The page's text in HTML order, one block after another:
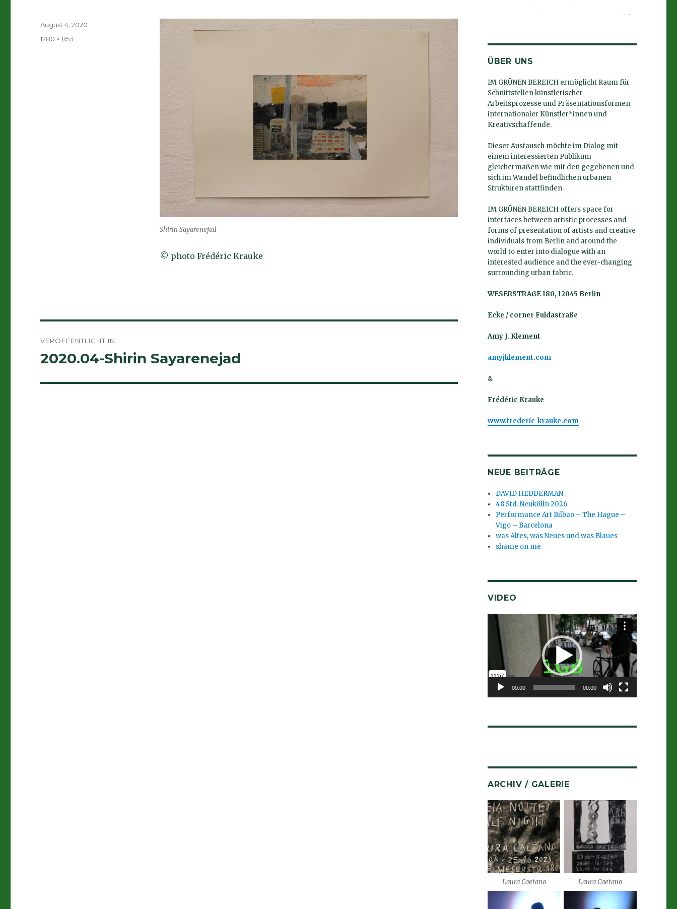
Shirin Sayarenejad
© photo Frédéric Krauke
Veröffentlicht
August 4, 2020
Volle
1280 × 853
VERÖFFENTLICHT IN
2020.04-Shirin Sayarenejad
ÜBER UNS
IM GRÜNEN BEREICH ermöglicht Raum für
Schnittstellen künstlerischer
Arbeitsprozesse und Präsentationsformen
internationaler Künstler*innen und
Kreativschaffende.
Dieser Austausch möchte im Dialog mit
einem interessierten Publikum
gleichermaßen wie mit den gegebenen und
sich im Wandel befindlichen urbanen
Strukturen stattfinden.
IM GRÜNEN BEREICH offers space for
interfaces between artistic processes and
forms of presentation of artists and creative
individuals from Berlin and around the
world to enter into dialogue with an
interested audience and the ever-changing
surrounding urban fabric.
WESERSTRAßE 180, 12045 Berlin
Ecke / corner Fuldastraße
Amy J. Klement
amyjklement.com
&
Frédéric Krauke
www.frederic-krauke.com
NEUE BEITRÄGE
DAVID HEDDERMAN
48 Std. Neukölln 2026
Performance Art Bilbao – The Hague –
Vigo – Barcelona
was Altes, was Neues und was Blaues
shame on me
VIDEO
Video-
Player
00:00 00:00
ARCHIV / GALERIE
Laura Caetano Laura Caetano